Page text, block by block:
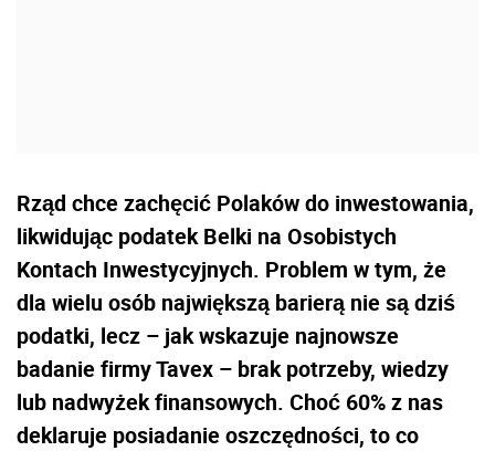
Rząd chce zachęcić Polaków do inwestowania,
likwidując podatek Belki na Osobistych
Kontach Inwestycyjnych. Problem w tym, że
dla wielu osób największą barierą nie są dziś
podatki, lecz – jak wskazuje najnowsze
badanie firmy Tavex – brak potrzeby, wiedzy
lub nadwyżek finansowych. Choć 60% z nas
deklaruje posiadanie oszczędności, to co